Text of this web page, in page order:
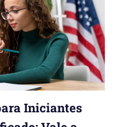
Iniciantes